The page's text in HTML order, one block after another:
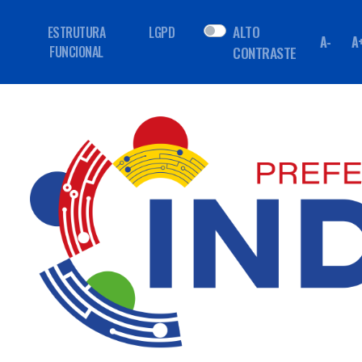
ESTRUTURA
FUNCIONAL
LGPD
ALTO
CONTRASTE
A-